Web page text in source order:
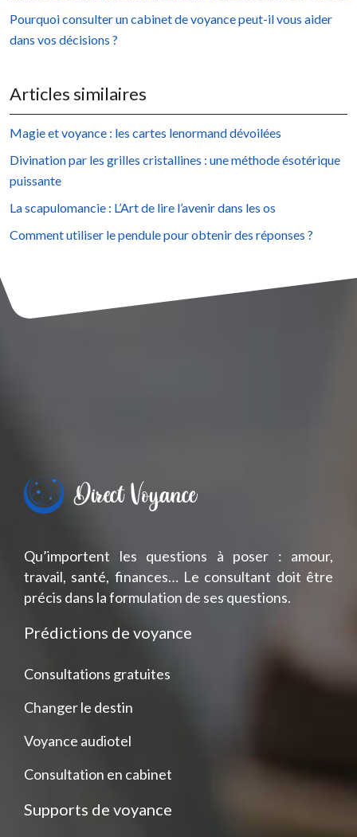
Pourquoi consulter un cabinet de voyance peut-il vous aider
dans vos décisions ?
Articles similaires
Magie et voyance : les cartes lenormand dévoilées
Divination par les grilles cristallines : une méthode ésotérique
puissante
La scapulomancie : L’Art de lire l’avenir dans les os
Comment utiliser le pendule pour obtenir des réponses ?
Qu’importent les questions à poser : amour,
travail, santé, finances… Le consultant doit être
précis dans la formulation de ses questions.
Prédictions de voyance
Consultations gratuites
Changer le destin
Voyance audiotel
Consultation en cabinet
Supports de voyance